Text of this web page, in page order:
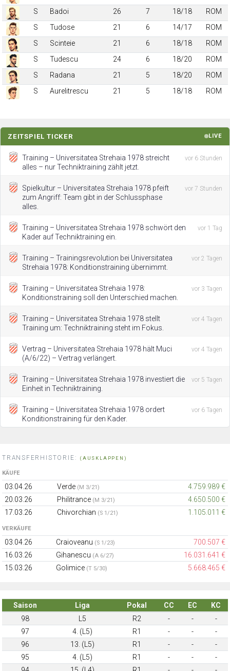
S
Badoi 26 7 18/18
ROM
S
Tudose 21 6 14/17
ROM
S
Scinteie 21 6 18/18
ROM
S
Tudescu 24 6 18/20
ROM
S
Radana 21 5 18/20
ROM
S
Aurelitrescu 21 5 18/18 ROM
ZEITSPIEL TICKER LIVE
Training – Universitatea Strehaia 1978 streicht
alles – nur Techniktraining zählt jetzt.
vor 6 Stunden
Spielkultur – Universitatea Strehaia 1978 pfeift
zum Angriff: Team gibt in der Schlussphase
alles.
vor 7 Stunden
Training – Universitatea Strehaia 1978 schwört den
Kader auf Techniktraining ein.
vor 1 Tag
Training – Trainingsrevolution bei Universitatea
Strehaia 1978: Konditionstraining übernimmt.
vor 2 Tagen
Training – Universitatea Strehaia 1978:
Konditionstraining soll den Unterschied machen.
vor 3 Tagen
Training – Universitatea Strehaia 1978 stellt
Training um: Techniktraining steht im Fokus.
vor 4 Tagen
Vertrag – Universitatea Strehaia 1978 hält Muci
(A/6/22) – Vertrag verlängert.
vor 4 Tagen
Training – Universitatea Strehaia 1978 investiert die
Einheit in Techniktraining.
vor 5 Tagen
Training – Universitatea Strehaia 1978 ordert
Konditionstraining für den Kader.
vor 6 Tagen
TRANSFERHISTORIE: (AUSKLAPPEN)
KÄUFE
03.04.26 Verde (M 3/21)
4.759.989 €
20.03.26
Philitrance (M 3/21)
4.650.500 €
17.03.26
Chivorchian (S 1/21) 1.105.011 €
VERKÄUFE
03.04.26 Craioveanu (S 1/23)
700.507 €
16.03.26
Gihanescu (A 6/27)
16.031.641 €
15.03.26
Golimice (T 5/30) 5.668.465 €
Saison Liga Pokal CC EC
KC
98
L5 R2 - -
-
97
4. (L5) R1 - -
-
96
13. (L5) R1 - -
-
95
4. (L5) R1 - -
-